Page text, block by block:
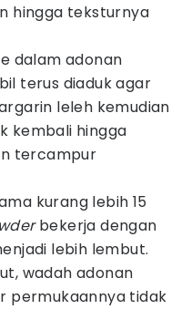
hingga teksturnya
dalam adonan
terus diaduk agar
leleh kemudian
kembali hingga
tercampur
kurang lebih 15
bekerja dengan
lebih lembut.
wadah adonan
permukaannya tidak